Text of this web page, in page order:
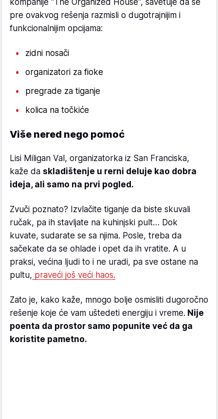
pre ovakvog rešenja razmisli o dugotrajnijim i
funkcionalnijim opcijama:
zidni nosači
organizatori za fioke
pregrade za tiganje
kolica na točkiće
Više nered nego pomoć
Lisi Miligan Val, organizatorka iz San Franciska,
kaže da skladištenje u rerni deluje kao dobra
ideja, ali samo na prvi pogled.
Zvuči poznato? Izvlačite tiganje da biste skuvali
ručak, pa ih stavljate na kuhinjski pult… Dok
kuvate, sudarate se sa njima. Posle, treba da
sačekate da se ohlade i opet da ih vratite. A u
praksi, većina ljudi to i ne uradi, pa sve ostane na
pultu, praveći još veći haos.
Zato je, kako kaže, mnogo bolje osmisliti dugoročno
rešenje koje će vam uštedeti energiju i vreme. Nije
poenta da prostor samo popunite već da ga
koristite pametno.